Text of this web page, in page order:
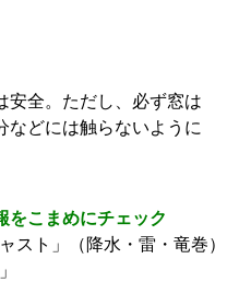
安全。ただし、必ず窓は
などには触らないように
をこまめにチェック
スト」（降水・雷・竜巻）